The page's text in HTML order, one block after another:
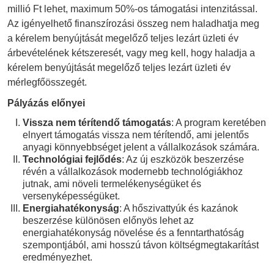
millió Ft lehet, maximum 50%-os támogatási intenzitással.
Az igényelhető finanszírozási összeg nem haladhatja meg
a kérelem benyújtását megelőző teljes lezárt üzleti év
árbevételének kétszeresét, vagy meg kell, hogy haladja a
kérelem benyújtását megelőző teljes lezárt üzleti év
mérlegfőösszegét.
Pályázás előnyei
Vissza nem térítendő támogatás: A program keretében
elnyert támogatás vissza nem térítendő, ami jelentős
anyagi könnyebbséget jelent a vállalkozások számára.
Technológiai fejlődés: Az új eszközök beszerzése
révén a vállalkozások modernebb technológiákhoz
jutnak, ami növeli termelékenységüket és
versenyképességüket.
Energiahatékonyság: A hőszivattyúk és kazánok
beszerzése különösen előnyös lehet az
energiahatékonyság növelése és a fenntarthatóság
szempontjából, ami hosszú távon költségmegtakarítást
eredményezhet.